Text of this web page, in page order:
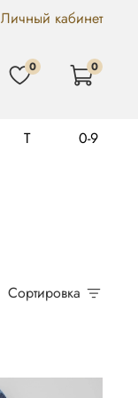
Личный кабинет
0 0
T 0-9
Сортировка